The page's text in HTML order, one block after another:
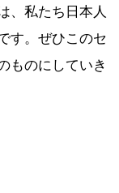
、私たち日本人
す。ぜひこのセ
ものにしていき